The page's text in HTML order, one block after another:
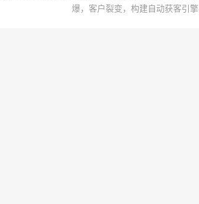
爆，客户裂变，构建自动获客引擎